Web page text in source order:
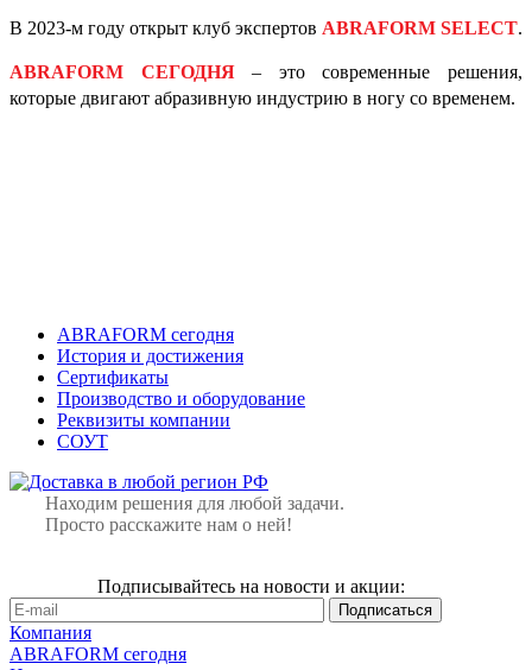
В 2023-м году открыт клуб экспертов ABRAFORM SELECT.
ABRAFORM СЕГОДНЯ– это современные решения,
которые двигают абразивную индустрию в ногу со временем.
ABRAFORM сегодня
История и достижения
Сертификаты
Производство и оборудование
Реквизиты компании
СОУТ
Находим решения для любой задачи.
Просто расскажите нам о ней!
Подписывайтесь на новости и акции:
Компания
ABRAFORM сегодня